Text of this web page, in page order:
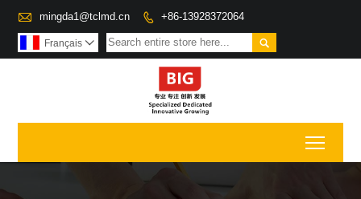
 mingda1@tclmd.cn  +86-13928372064

Français 